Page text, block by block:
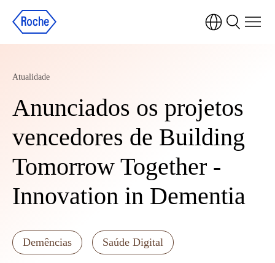
Atualidade
Anunciados os projetos
vencedores de Building
Tomorrow Together -
Innovation in Dementia
Demências Saúde Digital